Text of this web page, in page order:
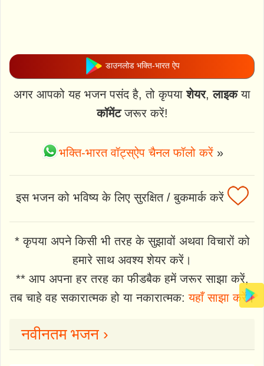
डाउनलोड भक्ति-भारत ऐप
अगर आपको यह भजन पसंद है, तो कृपयाशेयर,लाइकया
कॉमेंटजरूर करें!
भक्ति-भारत वॉट्स्ऐप चैनल फॉलो करें»
इस भजन को भविष्य के लिए सुरक्षित / बुकमार्क करें
* कृपया अपने किसी भी तरह के सुझावों अथवा विचारों को
हमारे साथ अवश्य शेयर करें।
** आप अपना हर तरह का फीडबैक हमें जरूर साझा करें,
तब चाहे वह सकारात्मक हो या नकारात्मक:यहाँ साझा करें।
नवीनतम भजन ›